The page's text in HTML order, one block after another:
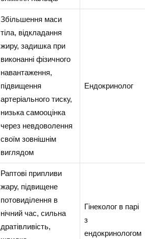
Збільшення маси
тіла, відкладання
жиру, задишка при
виконанні фізичного
навантаження,
підвищення
артеріального тиску,
низька самооцінка
через невдоволення
своїм зовнішнім
виглядом
Ендокринолог
Раптові припливи
жару, підвищене
потовиділення в
нічний час, сильна
дратівливість,
Гінеколог в парі
з
ендокринологом